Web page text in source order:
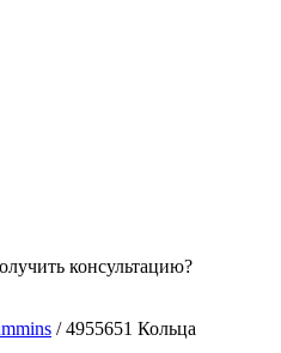
консультацию?
/ 4955651 Кольца